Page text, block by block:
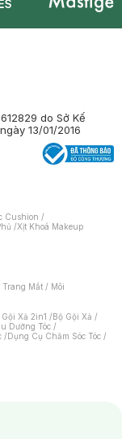
do Sở Kế
13/01/2016
Cushion /
/Xịt Khoá Makeup
Trang Mắt / Môi
Xả 2in1 /Bộ Gội Xả /
Dưỡng Tóc /
/Dụng Cụ Chăm Sóc Tóc /